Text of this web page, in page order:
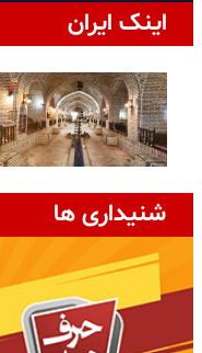
اینک ایران
شنیداری ها